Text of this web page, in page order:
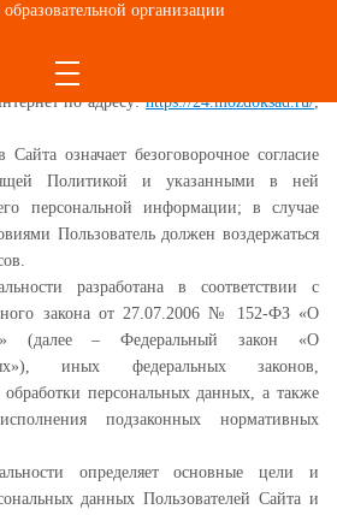
САД №24 С. ТРОИЦКОГО
Сайта) применяется при
по адресу:https://24.mozdoksad.ru/,
Сайта означает безоговорочное согласие
Политикой и указанными в ней
персональной информации; в случае
Пользователь должен воздержаться
разработана в соответствии с
закона от 27.07.2006 № 152-ФЗ «О
(далее – Федеральный закон «О
иных федеральных законов,
персональных данных, а также
подзаконных нормативных
определяет основные цели и
данных Пользователей Сайта и
организации